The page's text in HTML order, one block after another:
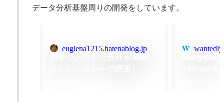
データ分析基盤周りの開発をしています。
euglena1215.hatenablog.jp